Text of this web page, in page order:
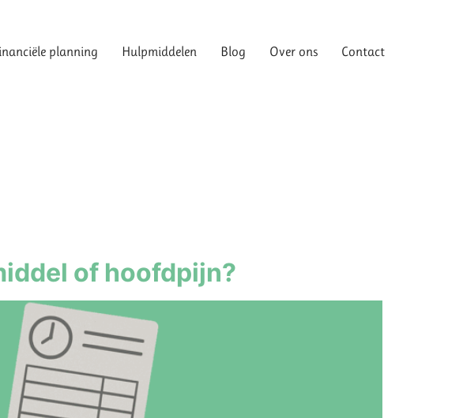
planning Hulpmiddelen Blog Over ons Contact
of hoofdpijn?